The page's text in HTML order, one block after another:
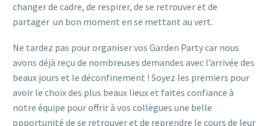
changer de cadre, de respirer, de se retrouver et de
partager un bon moment en se mettant au vert.
Ne tardez pas pour organiser vos Garden Party car nous
avons déjà reçu de nombreuses demandes avec l’arrivée des
beaux jours et le déconfinement ! Soyez les premiers pour
avoir le choix des plus beaux lieux et faites confiance à
notre équipe pour offrir à vos collègues une belle
opportunité de se retrouver et de reprendre le cours de leur